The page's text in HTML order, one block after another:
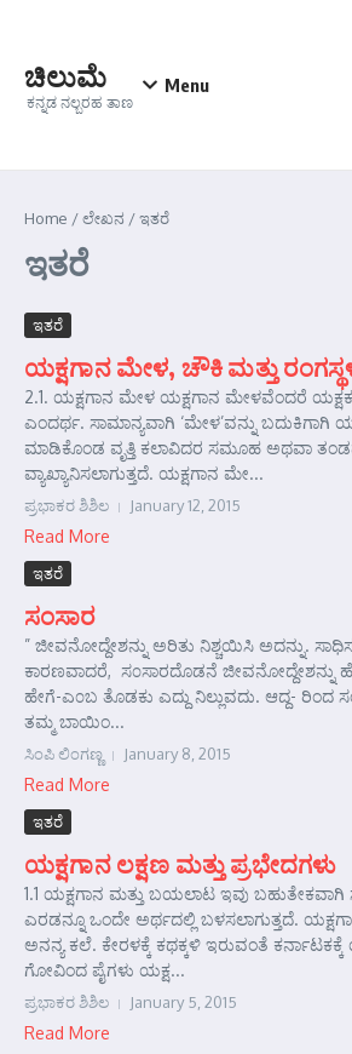
ಚಿಲುಮೆ
ಕನ್ನಡ ನಲ್ಬರಹ ತಾಣ
Menu
Home /ಲೇಖನ /ಇತರೆ
ಇತರೆ
ಇತರೆ
ಯಕ್ಷಗಾನ ಮೇಳ, ಚೌಕಿ ಮತ್ತು
2.1. ಯಕ್ಷಗಾನ ಮೇಳ ಯಕ್ಷಗಾನ ಮೇಳವೆಂದರೆ
ಎಂದರ್ಥ. ಸಾಮಾನ್ಯವಾಗಿ ‘ಮೇಳ’ವನ್ನು ಬದುಕಿಗಾಗಿ
ಮಾಡಿಕೊಂಡ ವೃತ್ತಿ ಕಲಾವಿದರ ಸಮೂಹ ಅಥವಾ
ವ್ಯಾಖ್ಯಾನಿಸಲಾಗುತ್ತದೆ. ಯಕ್ಷಗಾನ ಮೇ...
ಪ್ರಭಾಕರ ಶಿಶಿಲ January 12, 2015
Read More
ಇತರೆ
ಸಂಸಾರ
” ಜೀವನೋದ್ದೇಶನ್ನು ಅರಿತು ನಿಶ್ಚಯಿಸಿ ಅದನ್ನು.
ಕಾರಣವಾದರೆ, ಸ೦ಸಾರದೊಡನೆ ಜೀವನೋದ್ದೇಶನ್ನು
ಹೇಗೆ-ಎ೦ಬ ತೊಡಕು ಎದ್ದು ನಿಲ್ಲುವದು. ಆದ್ದ-
ತಮ್ಮ ಬಾಯಿಂ...
ಸಿಂಪಿ ಲಿಂಗಣ್ಣ January 8, 2015
Read More
ಇತರೆ
ಯಕ್ಷಗಾನ ಲಕ್ಷಣ ಮತ್ತು ಪ್ರಭೇದಗಳು
1.1 ಯಕ್ಷಗಾನ ಮತ್ತು ಬಯಲಾಟ ಇವು
ಎರಡನ್ನೂ ಒಂದೇ ಅರ್ಥದಲ್ಲಿ ಬಳಸಲಾಗುತ್ತದೆ.
ಅನನ್ಯ ಕಲೆ. ಕೇರಳಕ್ಕೆ ಕಥಕ್ಕಳಿ ಇರುವಂತೆ ಕರ್ನಾಟಕಕ್ಕೆ
ಗೋವಿಂದ ಪೈಗಳು ಯಕ್ಷ...
ಪ್ರಭಾಕರ ಶಿಶಿಲ January 5, 2015
Read More